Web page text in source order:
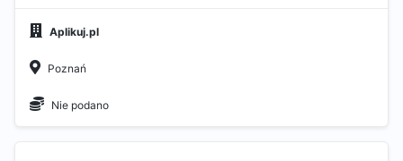
Aplikuj.pl
Poznań
Nie podano